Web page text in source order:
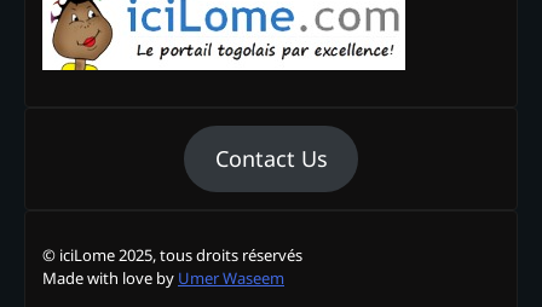
Contact Us
© iciLome 2025, tous droits réservés
Made with love by Umer Waseem